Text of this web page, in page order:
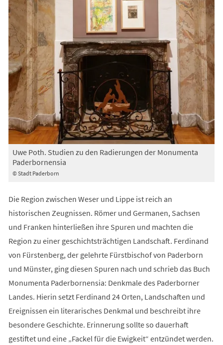
© Stadt Paderborn
Uwe Poth. Studien zu den Radierungen der Monumenta
Paderbornensia
Die Region zwischen Weser und Lippe ist reich an
historischen Zeugnissen. Römer und Germanen, Sachsen
und Franken hinterließen ihre Spuren und machten die
Region zu einer geschichtsträchtigen Landschaft. Ferdinand
von Fürstenberg, der gelehrte Fürstbischof von Paderborn
und Münster, ging diesen Spuren nach und schrieb das Buch
Monumenta Paderbornensia: Denkmale des Paderborner
Landes. Hierin setzt Ferdinand 24 Orten, Landschaften und
Ereignissen ein literarisches Denkmal und beschreibt ihre
besondere Geschichte. Erinnerung sollte so dauerhaft
gestiftet und eine „Fackel für die Ewigkeit“ entzündet werden.